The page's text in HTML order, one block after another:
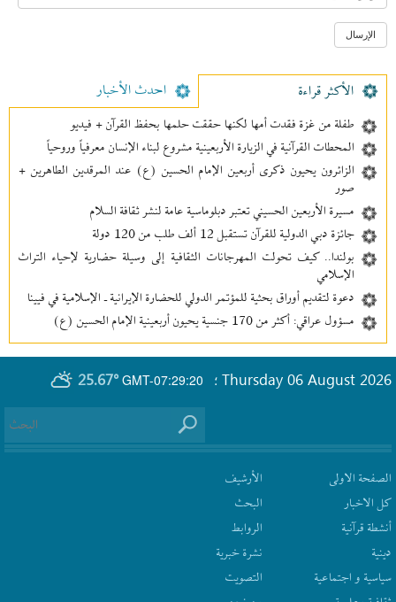
الأکثر قراءة احدث الأخبار
طفلة من غزة فقدت أمها لكنها حققت حلمها بحفظ القرآن + فيديو
المحطات القرآنية في الزيارة الأربعينية مشروع لبناء الإنسان معرفیاً وروحياً
الزائرون يحيون ذكرى أربعين الإمام الحسين (ع) عند المرقدين الطاهرين +
صور
مسيرة الأربعين الحسيني تعتبر دبلوماسية عامة لنشر ثقافة السلام
جائزة دبي الدولية للقرآن تستقبل 12 ألف طلب من 120 دولة
بولندا.. كيف تحولت المهرجانات الثقافية إلى وسيلة حضارية لإحياء التراث
الإسلامي
دعوة لتقديم أوراق بحثية للمؤتمر الدولي للحضارة الإيرانية ـ الإسلامية في فيينا
مسؤول عراقي: أكثر من 170 جنسية يحيون أربعينية الإمام الحسين (ع)
GMT-07:29:20
25.67° Thursday 06 August 2026 ؛
الصفحة الاولى
كل الاخبار
أنشطة قرآنیة
دينية
سیاسیة و اجتماعیة
الأرشیف
البحث
الروابط
نشرة‌ خبریة
التصويت